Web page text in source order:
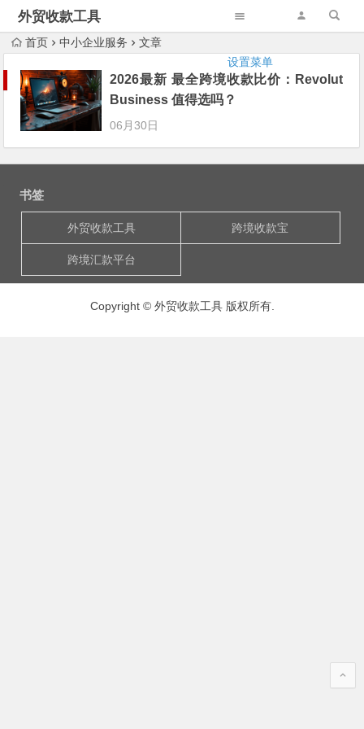
外贸收款工具
设置菜单
首页 中小企业服务 文章
2026最新 最全跨境收款比价：Revolut
Business 值得选吗？
06月30日
书签
外贸收款工具 跨境收款宝
跨境汇款平台
Copyright © 外贸收款工具 版权所有.